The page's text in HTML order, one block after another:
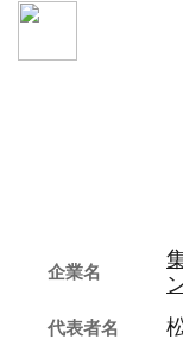
企業名
代表者名